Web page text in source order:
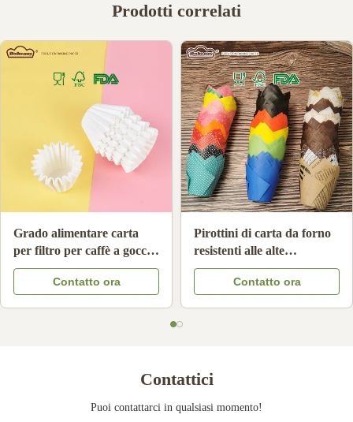
Prodotti correlati
Grado alimentare carta
per filtro per caffè a goccia
a mano non sbiancata
resistente all'olio carta per
Contatto ora
Pirottini di carta da forno
resistenti alle alte
temperature Fodere per
cupcake antiaderenti usa e
Contatto ora
Contattici
Puoi contattarci in qualsiasi momento!